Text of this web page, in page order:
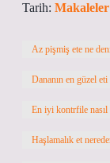
Tarih: Makaleler
Az pişmiş ete ne
Dananın en güzel
En iyi kontrfile
Haşlamalık et